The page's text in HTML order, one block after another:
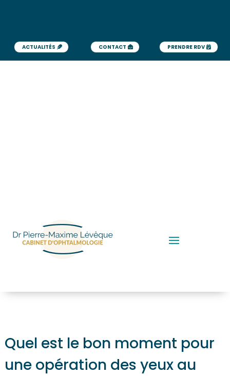
ACTUALITÉS CONTACT PRENDRE RDV
Quel est le bon moment pour
une opération des yeux au